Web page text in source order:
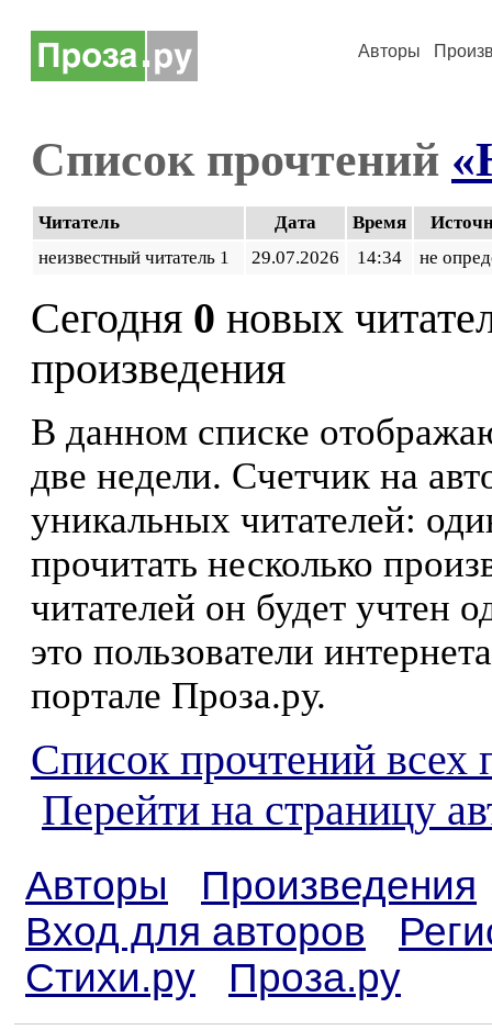
Авторы
Список прочтений
Читатель Дата Время
неизвестный читатель 1
29.07.2026 14:34 не
Сегодня 0 новых
произведения
В данном списке
две недели. Счетчик на
уникальных читателей:
прочитать несколько
читателей он будет учтен
это пользователи
портале Проза.ру.
Список прочтений всех
Перейти на страницу
Авторы
Произведения
Вход для авторов
Стихи.ру
Проза.ру